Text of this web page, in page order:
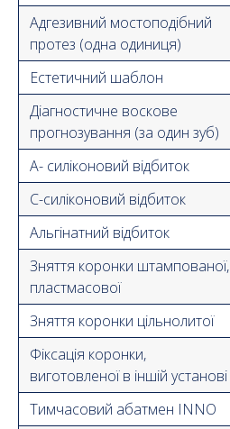
Адгезивний мостоподібний
протез (одна одиниця)
Естетичний шаблон
Діагностичне воскове
прогнозування (за один зуб)
A- силіконовий відбиток
C-силіконовий відбиток
Альгінатний відбиток
Зняття коронки штампованої,
пластмасової
Зняття коронки цільнолитої
Фіксація коронки,
виготовленої в іншій установі
Тимчасовий абатмен INNO